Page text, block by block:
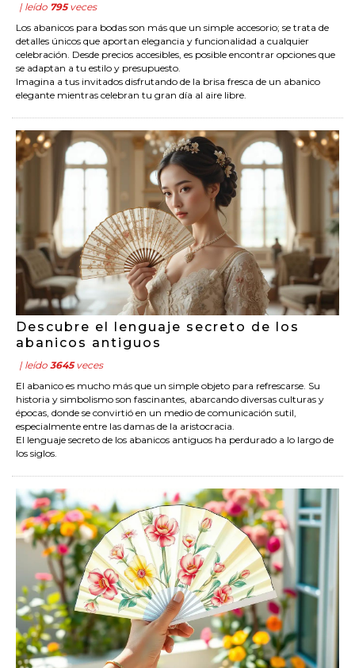
| leído 795veces
Los abanicos para bodas son más que un simple accesorio; se trata de
detalles únicos que aportan elegancia y funcionalidad a cualquier
celebración. Desde precios accesibles, es posible encontrar opciones que
se adaptan a tu estilo y presupuesto.
Imagina a tus invitados disfrutando de la brisa fresca de un abanico
elegante mientras celebran tu gran día al aire libre.
Descubre el lenguaje secreto de los
abanicos antiguos
| leído 3645veces
El abanico es mucho más que un simple objeto para refrescarse. Su
historia y simbolismo son fascinantes, abarcando diversas culturas y
épocas, donde se convirtió en un medio de comunicación sutil,
especialmente entre las damas de la aristocracia.
El lenguaje secreto de los abanicos antiguos ha perdurado a lo largo de
los siglos.